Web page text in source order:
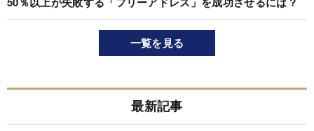
一覧を見る
最新記事